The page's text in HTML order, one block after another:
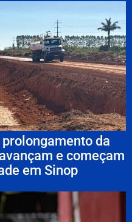
da
e começam
em Sinop